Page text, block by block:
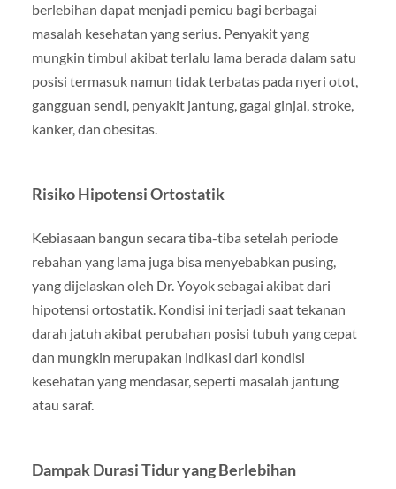
berlebihan dapat menjadi pemicu bagi berbagai
masalah kesehatan yang serius. Penyakit yang
mungkin timbul akibat terlalu lama berada dalam satu
posisi termasuk namun tidak terbatas pada nyeri otot,
gangguan sendi, penyakit jantung, gagal ginjal, stroke,
kanker, dan obesitas.
Risiko Hipotensi Ortostatik
Kebiasaan bangun secara tiba-tiba setelah periode
rebahan yang lama juga bisa menyebabkan pusing,
yang dijelaskan oleh Dr. Yoyok sebagai akibat dari
hipotensi ortostatik. Kondisi ini terjadi saat tekanan
darah jatuh akibat perubahan posisi tubuh yang cepat
dan mungkin merupakan indikasi dari kondisi
kesehatan yang mendasar, seperti masalah jantung
atau saraf.
Dampak Durasi Tidur yang Berlebihan